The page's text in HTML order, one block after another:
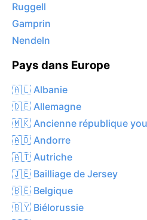
Ruggell
Gamprin
Nendeln
Pays dans Europe
🇦🇱 Albanie
🇩🇪 Allemagne
🇲🇰 Ancienne république
🇦🇩 Andorre
🇦🇹 Autriche
🇯🇪 Bailliage de Jersey
🇧🇪 Belgique
🇧🇾 Biélorussie